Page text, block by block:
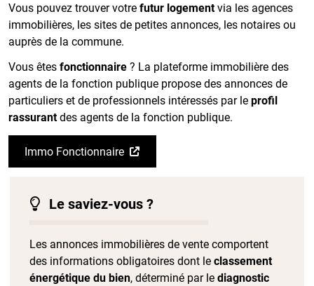
Vous pouvez trouver votre futur logementvia les agences
immobilières, les sites de petites annonces, les notaires ou
auprès de la commune.
Vous êtes fonctionnaire ? La plateforme immobilière des
agents de la fonction publique propose des annonces de
particuliers et de professionnels intéressés par le profil
rassurantdes agents de la fonction publique.
Immo Fonctionnaire
Le saviez-vous ?
Les annonces immobilières de vente comportent
des informations obligatoires dont le classement
énergétique du bien, déterminé par lediagnostic